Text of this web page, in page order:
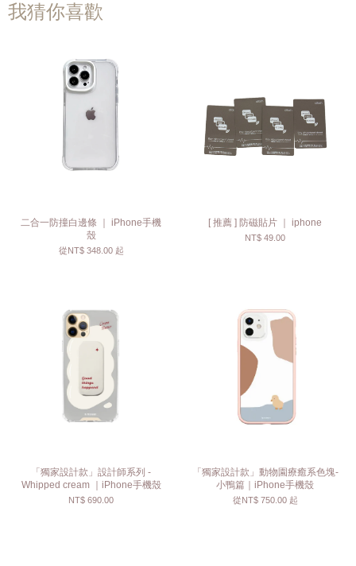
我猜你喜歡
二合一防撞白邊條 ｜ iPhone手機
殼
從NT$ 348.00 起
[ 推薦 ] 防磁貼片 ｜ iphone
NT$ 49.00
「獨家設計款」設計師系列 -
Whipped cream ｜iPhone手機殼
NT$ 690.00
「獨家設計款」動物園療癒系色塊-
小鴨篇｜iPhone手機殼
從NT$ 750.00 起